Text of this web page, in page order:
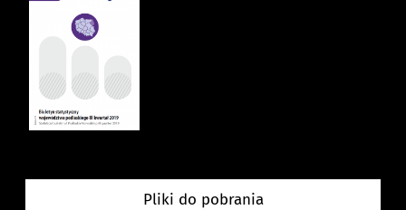
Pliki do pobrania